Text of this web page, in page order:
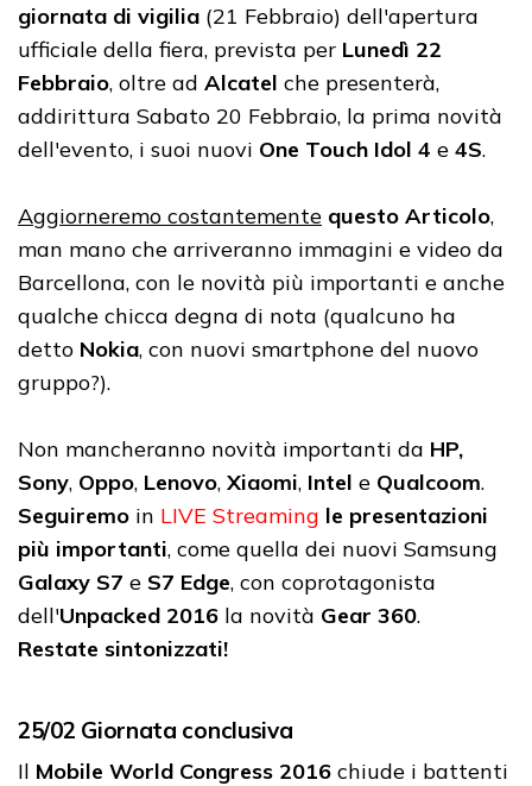
giornata di vigilia (21 Febbraio) dell'apertura
ufficiale della fiera, prevista per Lunedì 22
Febbraio, oltre ad Alcatel che presenterà,
addirittura Sabato 20 Febbraio, la prima novità
dell'evento, i suoi nuovi One Touch Idol 4 e 4S.
Aggiorneremo costantemente questo Articolo,
man mano che arriveranno immagini e video da
Barcellona, con le novità più importanti e anche
qualche chicca degna di nota (qualcuno ha
detto Nokia, con nuovi smartphone del nuovo
gruppo?).
Non mancheranno novità importanti da HP,
Sony, Oppo, Lenovo, Xiaomi, Intel e Qualcoom.
Seguiremo in LIVE Streaming le presentazioni
più importanti, come quella dei nuovi Samsung
Galaxy S7 e S7 Edge, con coprotagonista
dell'Unpacked 2016 la novità Gear 360.
Restate sintonizzati!
25/02 Giornata conclusiva
Il Mobile World Congress 2016 chiude i battenti